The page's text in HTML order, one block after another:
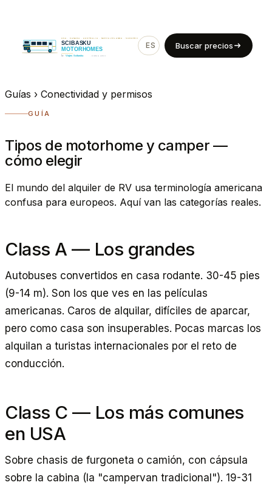
ES EN
Buscar precios
Guías › Conectividad y permisos
GUÍA
Tipos de motorhome y camper —
cómo elegir
El mundo del alquiler de RV usa terminología americana
confusa para europeos. Aquí van las categorías reales.
Class A — Los grandes
Autobuses convertidos en casa rodante. 30-45 pies
(9-14 m). Son los que ves en las películas
americanas. Caros de alquilar, difíciles de aparcar,
pero como casa son insuperables. Pocas marcas los
alquilan a turistas internacionales por el reto de
conducción.
Class C — Los más comunes
en USA
Sobre chasis de furgoneta o camión, con cápsula
sobre la cabina (la "campervan tradicional"). 19-31